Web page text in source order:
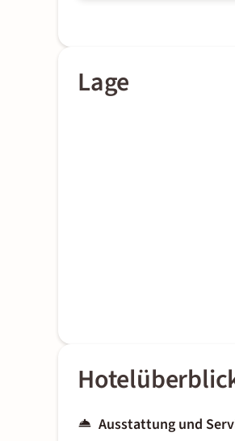
Lage
Ausstattung und